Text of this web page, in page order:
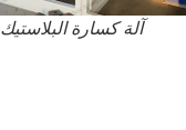
آلة كسارة البلاستيك